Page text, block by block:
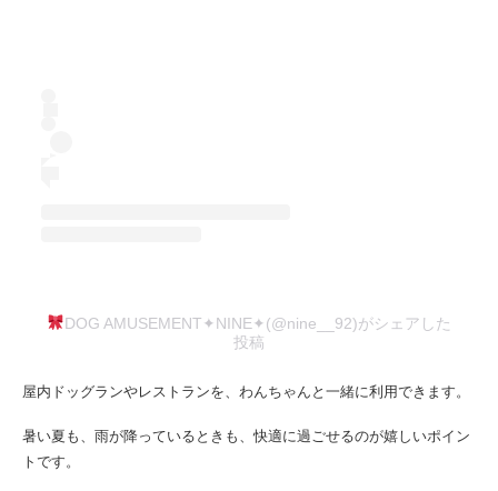
DOG AMUSEMENT✦NINE✦(@nine__92)がシェアした
投稿
屋内ドッグランやレストランを、わんちゃんと一緒に利用できます。
暑い夏も、雨が降っているときも、快適に過ごせるのが嬉しいポイン
トです。